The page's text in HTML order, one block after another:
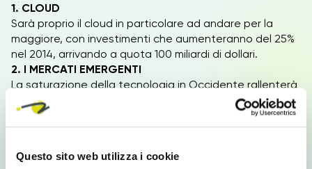
Questo sito web utilizza i cookie
1. CLOUD
Sarà proprio il cloud in particolare ad andare per la
maggiore, con investimenti che aumenteranno del 25%
nel 2014, arrivando a quota 100 miliardi di dollari.
2. I MERCATI EMERGENTI
La saturazione della tecnologia in Occidente rallenterà
l’espansione, al contrario invece dei Paesi in via di
sviluppo che cresceranno del 10%; in particolare la Cina,
paese in cui la crescita della spesa ITC corrisponderà a
3. DISPOSITIVI MOBILI